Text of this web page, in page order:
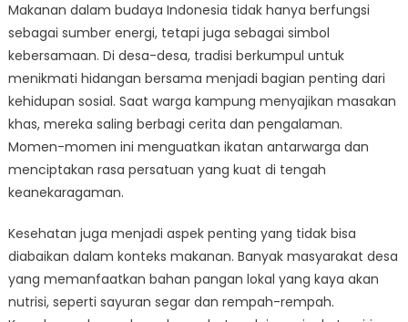
Makanan dalam budaya Indonesia tidak hanya berfungsi
sebagai sumber energi, tetapi juga sebagai simbol
kebersamaan. Di desa-desa, tradisi berkumpul untuk
menikmati hidangan bersama menjadi bagian penting dari
kehidupan sosial. Saat warga kampung menyajikan masakan
khas, mereka saling berbagi cerita dan pengalaman.
Momen-momen ini menguatkan ikatan antarwarga dan
menciptakan rasa persatuan yang kuat di tengah
keanekaragaman.
Kesehatan juga menjadi aspek penting yang tidak bisa
diabaikan dalam konteks makanan. Banyak masyarakat desa
yang memanfaatkan bahan pangan lokal yang kaya akan
nutrisi, seperti sayuran segar dan rempah-rempah.